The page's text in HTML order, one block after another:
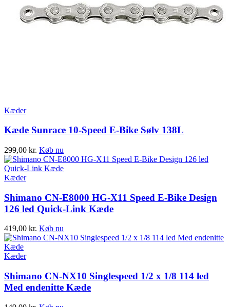
Kæder
Kæde Sunrace 10-Speed E-Bike Sølv 138L
299,00 kr. Køb nu
Kæder
Shimano CN-E8000 HG-X11 Speed E-Bike Design
126 led Quick-Link Kæde
419,00 kr. Køb nu
Kæder
Shimano CN-NX10 Singlespeed 1/2 x 1/8 114 led
Med endenitte Kæde